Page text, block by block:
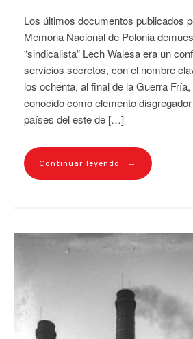
Los últimos documentos publicados
Memoria Nacional de Polonia
“sindicalista” Lech Walesa era un
servicios secretos, con el nombre
los ochenta, al final de la Guerra
conocido como elemento
países del este de […]
Continuar leyendo →